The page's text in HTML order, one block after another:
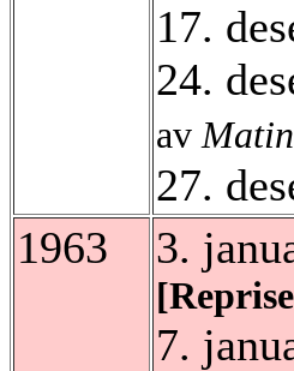
17.
24.
av
27.
1963
3.
7.